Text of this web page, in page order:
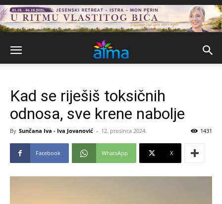
Kad se riješiš toksičnih
odnosa, sve krene nabolje
By Sunčana Iva - Iva Jovanović - 12. prosinca 2024. 1431
Facebook WhatsApp X